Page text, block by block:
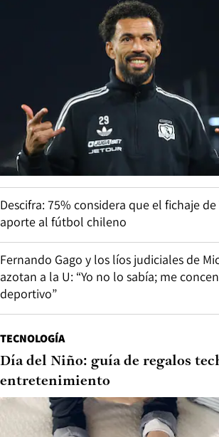
Descifra: 75% considera que el fichaje
aporte al fútbol chileno
Fernando Gago y los líos judiciales de
azotan a la U: “Yo no lo sabía; me
deportivo”
TECNOLOGÍA
Día del Niño: guía de regalos
entretenimiento